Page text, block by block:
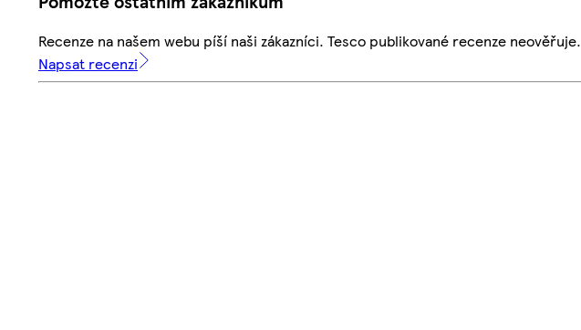
Recenze na našem webu píší naši zákazníci. Tesco publikované recenze neověřuje.
Napsat recenzi